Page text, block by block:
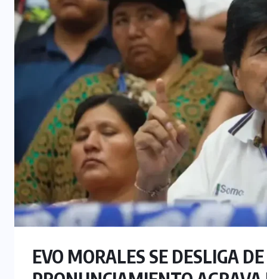
EVO MORALES SE DESLIGA